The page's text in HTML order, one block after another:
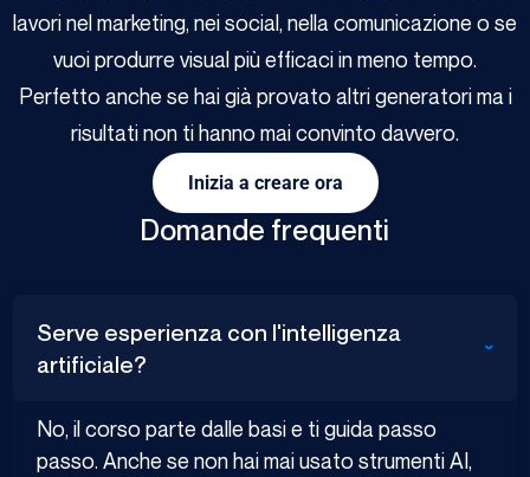
lavori nel marketing, nei social, nella comunicazione o se
vuoi produrre visual più efficaci in meno tempo.
Perfetto anche se hai già provato altri generatori ma i
risultati non ti hanno mai convinto davvero.
Inizia a creare ora
Domande frequenti
Serve esperienza con l'intelligenza
artificiale?
›
No, il corso parte dalle basi e ti guida passo
passo. Anche se non hai mai usato strumenti AI,